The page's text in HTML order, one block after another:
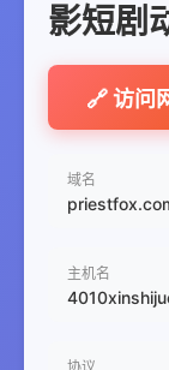
影短剧
🔗 访问
域名
主机名